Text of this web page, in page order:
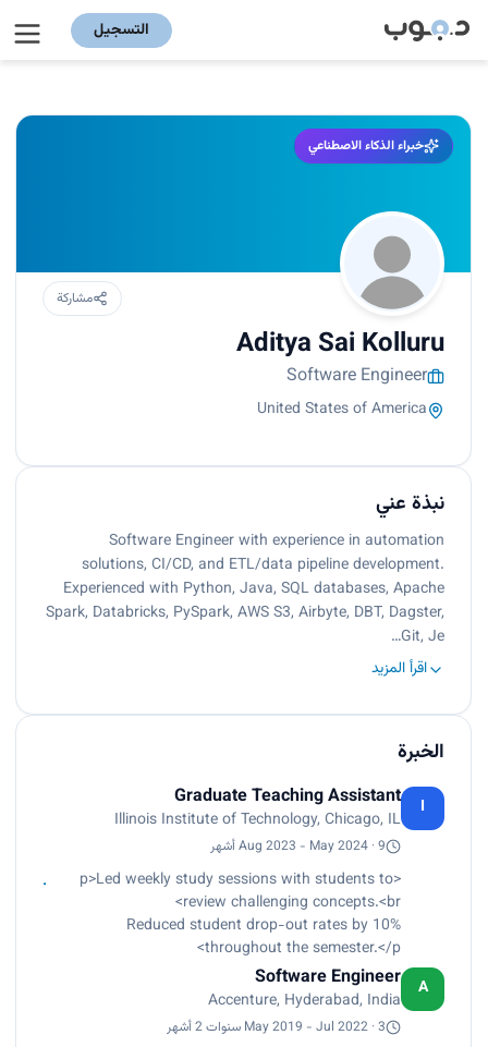
التسجيل
خبراء الذكاء الاصطناعي
مشاركة
Aditya Sai Kolluru
Software Engineer
United States of America
نبذة عني
Software Engineer with experience in automation
solutions, CI/CD, and ETL/data pipeline development.
Experienced with Python, Java, SQL databases, Apache
Spark, Databricks, PySpark, AWS S3, Airbyte, DBT, Dagster,
Git, Je…
اقرأ المزيد
الخبرة
I
Graduate Teaching Assistant
Illinois Institute of Technology, Chicago, IL
Aug 2023 - May 2024 · 9 أشهر
<p>Led weekly study sessions with students to
review challenging concepts.<br>
Reduced student drop-out rates by 10%
throughout the semester.</p>
A
Software Engineer
Accenture, Hyderabad, India
May 2019 - Jul 2022 · 3 سنوات 2 أشهر